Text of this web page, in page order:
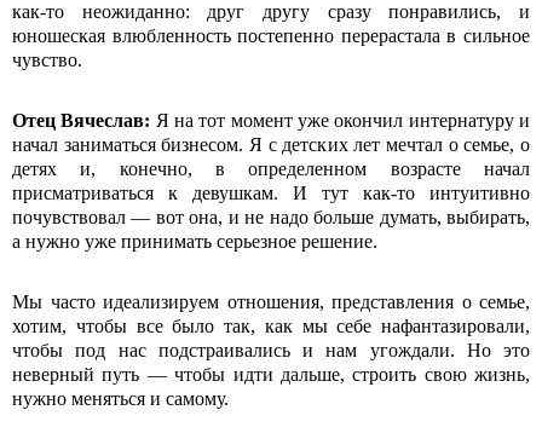
как-то неожиданно: друг другу сразу понравились, и
юношеская влюбленность постепенно перерастала в сильное
чувство.
Отец Вячеслав: Я на тот момент уже окончил интернатуру и
начал заниматься бизнесом. Я с детских лет мечтал о семье, о
детях и, конечно, в определенном возрасте начал
присматриваться к девушкам. И тут как-то интуитивно
почувствовал — вот она, и не надо больше думать, выбирать,
а нужно уже принимать серьезное решение.
Мы часто идеализируем отношения, представления о семье,
хотим, чтобы все было так, как мы себе нафантазировали,
чтобы под нас подстраивались и нам угождали. Но это
неверный путь — чтобы идти дальше, строить свою жизнь,
нужно меняться и самому.